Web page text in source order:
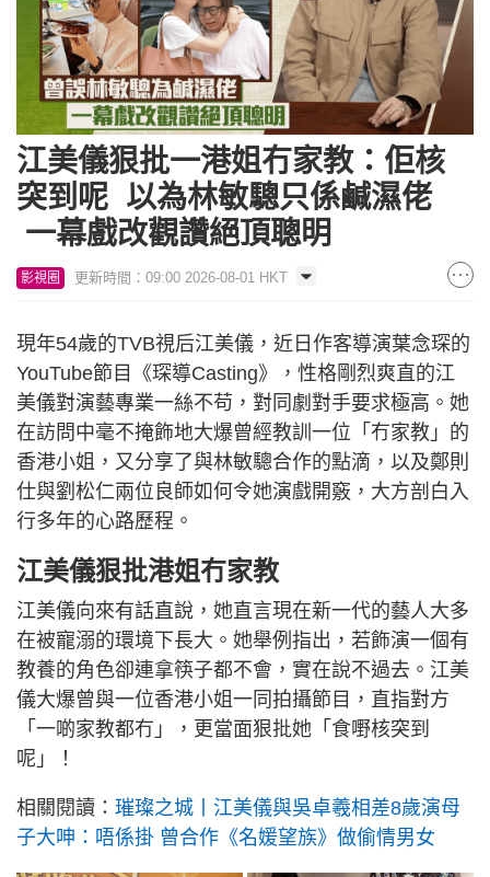
江美儀狠批一港姐冇家教：佢核
突到呢 以為林敏驄只係鹹濕佬
一幕戲改觀讚絕頂聰明
影視圈 更新時間：09:00 2026-08-01 HKT
現年54歲的TVB視后江美儀，近日作客導演葉念琛的
YouTube節目《琛導Casting》，性格剛烈爽直的江
美儀對演藝專業一絲不苟，對同劇對手要求極高。她
在訪問中毫不掩飾地大爆曾經教訓一位「冇家教」的
香港小姐，又分享了與林敏驄合作的點滴，以及鄭則
仕與劉松仁兩位良師如何令她演戲開竅，大方剖白入
行多年的心路歷程。
江美儀狠批港姐冇家教
江美儀向來有話直說，她直言現在新一代的藝人大多
在被寵溺的環境下長大。她舉例指出，若飾演一個有
教養的角色卻連拿筷子都不會，實在說不過去。江美
儀大爆曾與一位香港小姐一同拍攝節目，直指對方
「一啲家教都冇」，更當面狠批她「食嘢核突到
呢」！
相關閱讀： 璀璨之城丨江美儀與吳卓羲相差8歲演母
子大呻：唔係掛 曾合作《名媛望族》做偷情男女